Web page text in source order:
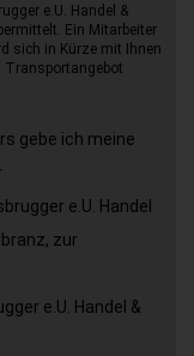
e.U. Handel &
Ein Mitarbeiter
sich in Kürze mit Ihnen
Transportangebot
gebe ich meine
e.U. Handel
zur
e.U. Handel &